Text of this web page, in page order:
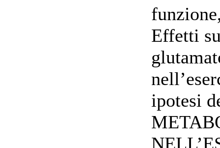
Effetti
ipotesi